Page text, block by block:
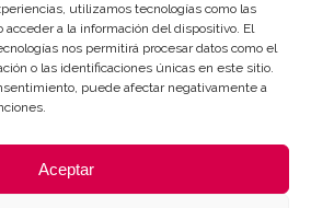
utilizamos tecnologías como las
acceder a la información del dispositivo. El
nos permitirá procesar datos como el
o las identificaciones únicas en este sitio.
puede afectar negativamente a
Aceptar
de Educación